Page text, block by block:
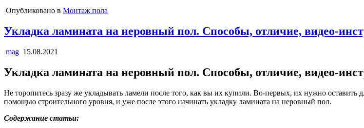
Опубликовано в Монтаж пола
Укладка ламината на неровный пол. Способы, отличие, видео-
mag 15.08.2021
Укладка ламината на неровный пол. Способы, отличие, видео-
Не торопитесь зразу же укладывать ламели после того, как вы их купили. Во-первых, их нужно
помощью строительного уровня, и уже после этого начинать укладку ламината на неровный пол.
Содержание статьи: